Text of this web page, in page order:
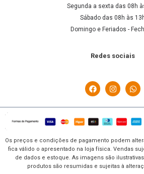
Segunda a sexta das 08h
Sábado das 08h às
Domingo e Feriados -
Redes sociais
Os preços e condições de pagamento podem
fica válido o apresentado na loja física. Vendas
de dados e estoque. As imagens são
produtos são resumidas e sujeitas à